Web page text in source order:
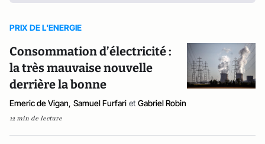
PRIX DE L'ENERGIE
Consommation d’électricité :
la très mauvaise nouvelle
derrière la bonne
Emeric de Vigan, Samuel Furfari et Gabriel Robin
12 min de lecture